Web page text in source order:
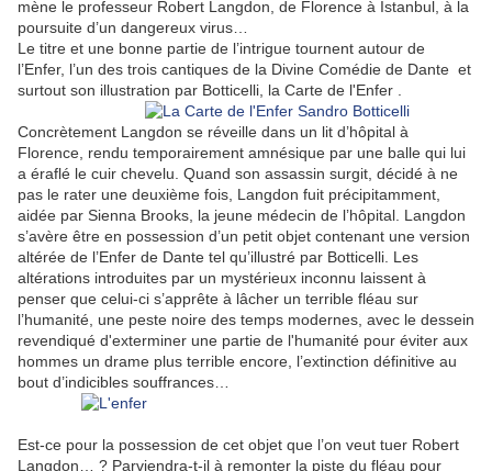
mène le professeur Robert Langdon, de Florence à Istanbul, à la
poursuite d’un dangereux virus…
Le titre et une bonne partie de l’intrigue tournent autour de
l’Enfer, l’un des trois cantiques de la Divine Comédie de Dante et
surtout son illustration par Botticelli, la Carte de l'Enfer .
Concrètement Langdon se réveille dans un lit d’hôpital à
Florence, rendu temporairement amnésique par une balle qui lui
a éraflé le cuir chevelu. Quand son assassin surgit, décidé à ne
pas le rater une deuxième fois, Langdon fuit précipitamment,
aidée par Sienna Brooks, la jeune médecin de l’hôpital. Langdon
s’avère être en possession d’un petit objet contenant une version
altérée de l’Enfer de Dante tel qu’illustré par Botticelli. Les
altérations introduites par un mystérieux inconnu laissent à
penser que celui-ci s’apprête à lâcher un terrible fléau sur
l’humanité, une peste noire des temps modernes, avec le dessein
revendiqué d'exterminer une partie de l'humanité pour éviter aux
hommes un drame plus terrible encore, l’extinction définitive au
bout d’indicibles souffrances…
Est-ce pour la possession de cet objet que l’on veut tuer Robert
Langdon… ? Parviendra-t-il à remonter la piste du fléau pour